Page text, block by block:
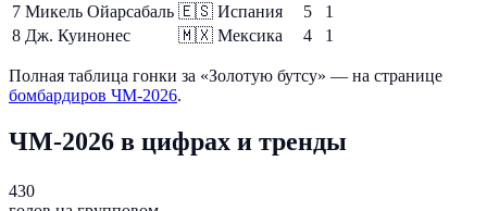
7 Микель Ойарсабаль 🇪🇸 Испания 5
1
8 Дж. Куинонес 🇲🇽 Мексика 4 1
Полная таблица гонки за «Золотую бутсу» — на странице
бомбардиров ЧМ-2026.
ЧМ-2026 в цифрах и тренды
430